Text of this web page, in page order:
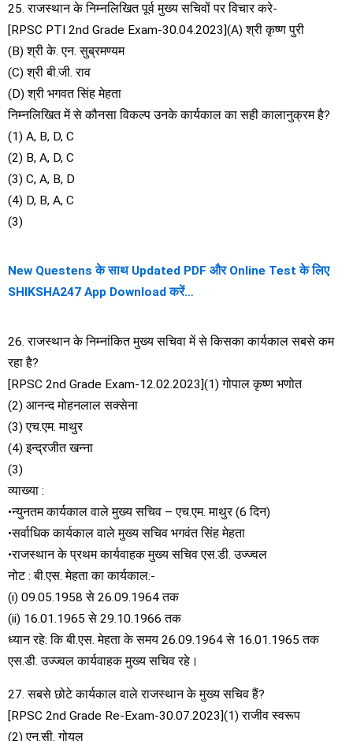
25. राजस्थान के निम्नलिखित पूर्व मुख्य सचिवों पर विचार करे-
[RPSC PTI 2nd Grade Exam-30.04.2023](A) श्री कृष्ण पुरी
(B) श्री के. एन. सुब्रमण्यम
(C) श्री बी.जी. राव
(D) श्री भगवत सिंह मेहता
निम्नलिखित में से कौनसा विकल्प उनके कार्यकाल का सही कालानुक्रम है?
(1) A, B, D, C
(2) B, A, D, C
(3) C, A, B, D
(4) D, B, A, C
(3)
New Questens के साथ Updated PDF और Online Test के लिए
SHIKSHA247 App Download करें…
26. राजस्थान के निम्नांकित मुख्य सचिवा में से किसका कार्यकाल सबसे कम
रहा है?
[RPSC 2nd Grade Exam-12.02.2023](1) गोपाल कृष्ण भणोत
(2) आनन्द मोहनलाल सक्सेना
(3) एच.एम. माथुर
(4) इन्द्रजीत खन्ना
(3)
व्याख्या :
•न्युनतम कार्यकाल वाले मुख्य सचिव – एच.एम. माथुर (6 दिन)
•सर्वाधिक कार्यकाल वाले मुख्य सचिव भगवंत सिंह मेहता
•राजस्थान के प्रथम कार्यवाहक मुख्य सचिव एस.डी. उज्ज्वल
नोट : बी.एस. मेहता का कार्यकाल:-
(i) 09.05.1958 से 26.09.1964 तक
(ii) 16.01.1965 से 29.10.1966 तक
ध्यान रहे: कि बी.एस. मेहता के समय 26.09.1964 से 16.01.1965 तक
एस.डी. उज्ज्वल कार्यवाहक मुख्य सचिव रहे।
27. सबसे छोटे कार्यकाल वाले राजस्थान के मुख्य सचिव हैं?
[RPSC 2nd Grade Re-Exam-30.07.2023](1) राजीव स्वरूप
(2) एन.सी. गोयल